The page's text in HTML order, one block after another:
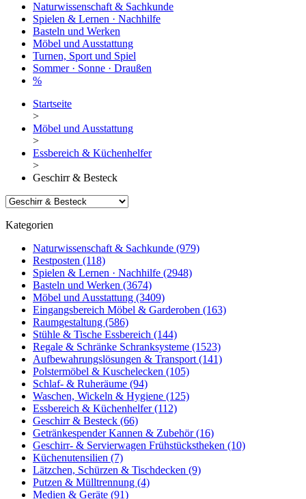
Naturwissenschaft & Sachkunde
Spielen & Lernen · Nachhilfe
Basteln und Werken
Möbel und Ausstattung
Turnen, Sport und Spiel
Sommer · Sonne · Draußen
%
Startseite
>
Möbel und Ausstattung
>
Essbereich & Küchenhelfer
>
Geschirr & Besteck
Kategorien
Naturwissenschaft & Sachkunde (979)
Restposten (118)
Spielen & Lernen · Nachhilfe (2948)
Basteln und Werken (3674)
Möbel und Ausstattung (3409)
Eingangsbereich Möbel & Garderoben (163)
Raumgestaltung (586)
Stühle & Tische Essbereich (144)
Regale & Schränke Schranksysteme (1523)
Aufbewahrungslösungen & Transport(141)
Polstermöbel & Kuschelecken (105)
Schlaf- & Ruheräume (94)
Waschen, Wickeln & Hygiene (125)
Essbereich & Küchenhelfer(112)
Geschirr & Besteck (66)
Getränkespender Kannen & Zubehör(16)
Geschirr- & Servierwagen Frühstückstheken (10)
Küchenutensilien (7)
Lätzchen, Schürzen & Tischdecken (9)
Putzen & Mülltrennung (4)
Medien & Geräte (91)